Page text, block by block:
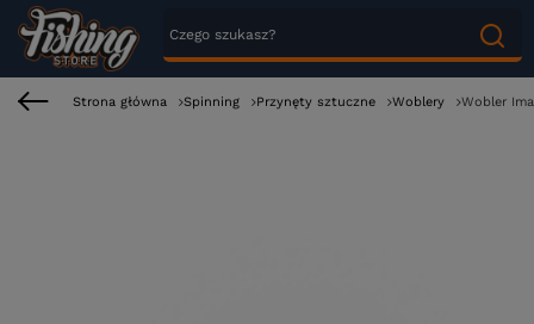
Strona główna Spinning Przynęty sztuczne Woblery Wobler